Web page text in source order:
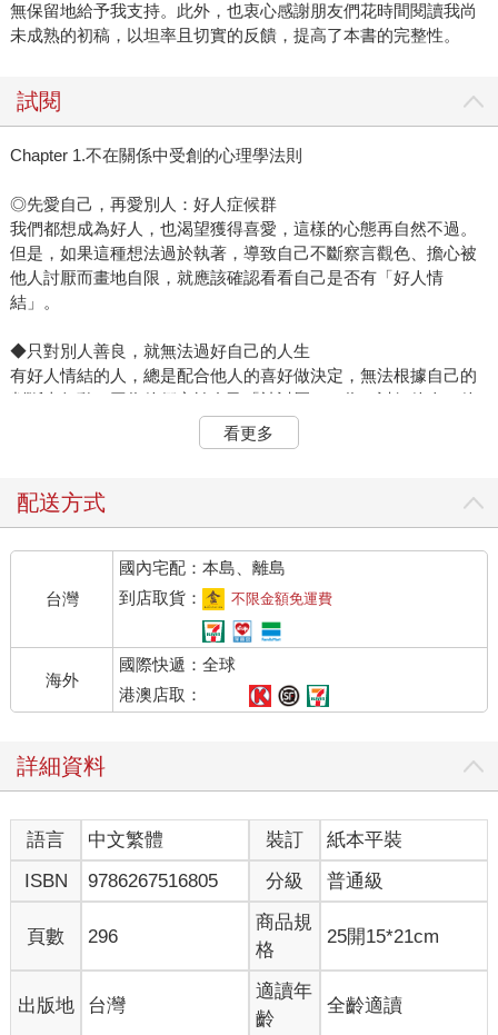
無保留地給予我支持。此外，也衷心感謝朋友們花時間閱讀我尚
未成熟的初稿，以坦率且切實的反饋，提高了本書的完整性。
試閱
Chapter 1.不在關係中受創的心理學法則
◎先愛自己，再愛別人：好人症候群
我們都想成為好人，也渴望獲得喜愛，這樣的心態再自然不過。
但是，如果這種想法過於執著，導致自己不斷察言觀色、擔心被
他人討厭而畫地自限，就應該確認看看自己是否有「好人情
結」。
◆只對別人善良，就無法過好自己的人生
有好人情結的人，總是配合他人的喜好做決定，無法根據自己的
判斷來行動，因為他們害怕自己「被討厭」。為了討好他人，他
們會拚命地努力，不斷檢討自己的行為是否讓對方滿意，以及對
方是否對我擁有正面評價。此外，比起吐露真實的想法和情感，
好人情結，也會讓人無法吐出心中的怨氣。「憤怒」，是表達自
生罪惡感與焦慮。
或許有些人會感到疑惑：比起只顧自己，為他人著想有什麼不對
呢？與其把心中的怒火發洩出來，不如退一步海闊天空，這樣不
就能和平相處了嗎？當然，這樣的說法也沒有錯。
不過，好人情結的問題，在於這種關懷只針對他人，對自己卻沒
有半分體貼。即使感到傷心、煩躁、委屈或疲憊，也絕對不會表
露自己的情感。「忍過去就算了」、「只要我做得更好即可」，
抱持這樣的想法，無法真正過好自己的人生。
「建立界線」。我們可以試圖理解他人的立場，但追根究柢，對
方有自己的生活，而我也必須正視自己的人生。此外，更具體的
方法就是「練習拒絕」。
好人情結的代表性特徵是難以拒絕他人，因為他們害怕被貼上
「自私」的標籤，就此被對方討厭。雖然他們深知這種恐懼不合
理，且就算拒絕他人，也不會導致嚴重的情況發生，但他們依舊
難以開口說不。人生在世，拒絕是守護自我不可或缺的手段，而
我們要學習的，只是如何在拒絕時，把對彼此的傷害降到最低。
・第一階段：用「我考慮看看」暫時退守
看更多
配送方式
台灣
國內宅配：本島、離島
到店取貨：
不限金額免運費
海外
國際快遞：全球
港澳店取：
詳細資料
語言 中文繁體 裝訂
紙本平裝
ISBN
9786267516805 分級 普通級
頁數 296
商品規
格
25開15*21cm
出版地 台灣
適讀年
齡
全齡適讀